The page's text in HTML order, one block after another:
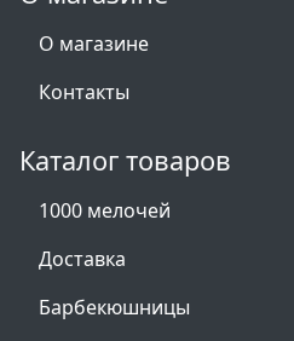
О магазине
Контакты
Каталог товаров
1000 мелочей
Доставка
Барбекюшницы